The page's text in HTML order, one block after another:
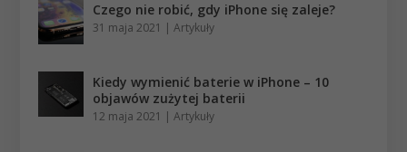
Czego nie robić, gdy iPhone się zaleje?
31 maja 2021 |Artykuły
Kiedy wymienić baterie w iPhone – 10
objawów zużytej baterii
12 maja 2021 |Artykuły